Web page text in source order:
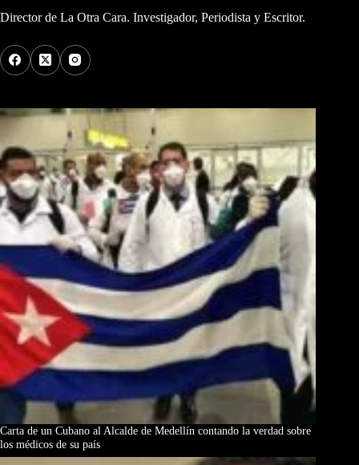
Director de La Otra Cara. Investigador, Periodista y Escritor.
Carta de un Cubano al Alcalde de Medellín contando la verdad sobre
los médicos de su país